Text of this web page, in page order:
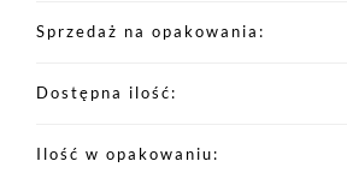
Sprzedaż na opakowania
Dostępna ilość
Ilość w opakowaniu